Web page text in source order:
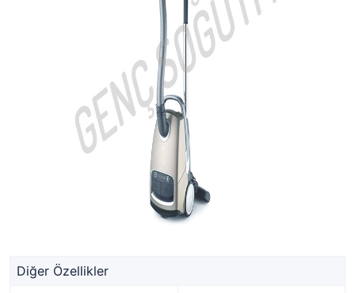
Diğer Özellikler